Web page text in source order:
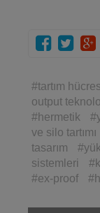
#tartım
output
#hermetik
ve silo tartımı
tasarım
sistemleri
#ex-proof